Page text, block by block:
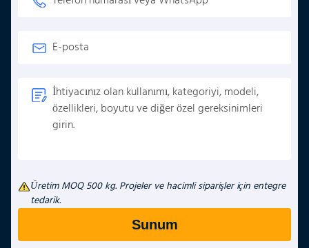
Üretim MOQ 500 kg. Projeler ve hacimli siparişler için entegre
tedarik.